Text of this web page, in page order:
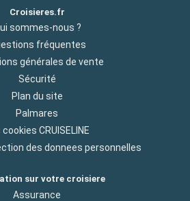
Croisieres.fr
sommes-nous ?
fréquentes
générales de vente
Sécurité
Plan du site
Palmares
cookies CRUISELINE
des donnees personnelles
sur votre croisiere
Assurance